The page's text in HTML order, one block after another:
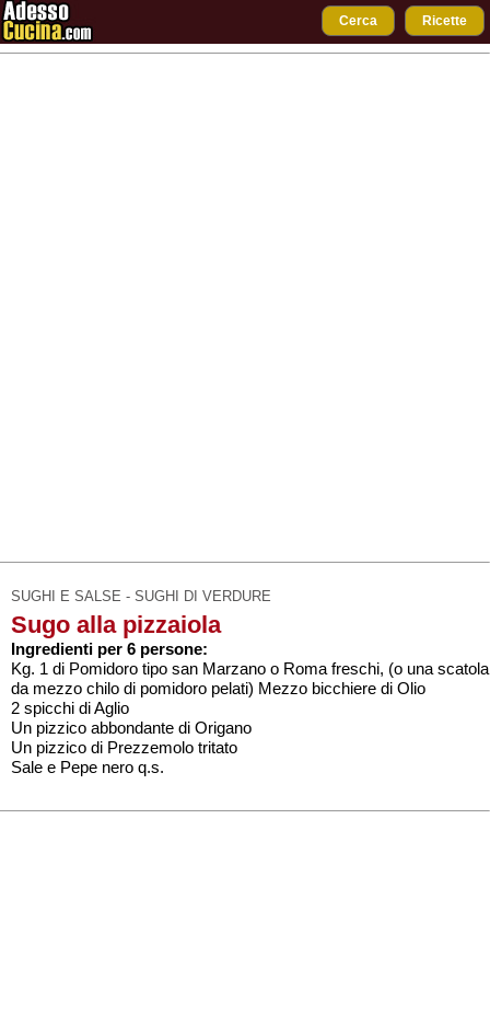
Cerca Ricette
SUGHI E SALSE - SUGHI DI VERDURE
Sugo alla pizzaiola
Ingredienti per 6 persone:
Kg. 1 di Pomidoro tipo san Marzano o Roma freschi, (o una scatola
da mezzo chilo di pomidoro pelati) Mezzo bicchiere di Olio
2 spicchi di Aglio
Un pizzico abbondante di Origano
Un pizzico di Prezzemolo tritato
Sale e Pepe nero q.s.